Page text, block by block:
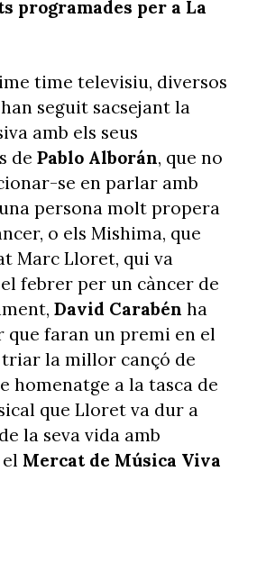
programades per a La
time televisiu, diversos
seguit sacsejant la
amb els seus
de Pablo Alborán, que no
se en parlar amb
persona molt propera
o els Mishima, que
Marc Lloret, qui va
febrer per un càncer de
David Carabén ha
que faran un premi en el
la millor cançó de
homenatge a la tasca de
que Lloret va dur a
la seva vida amb
Mercat de Música Viva